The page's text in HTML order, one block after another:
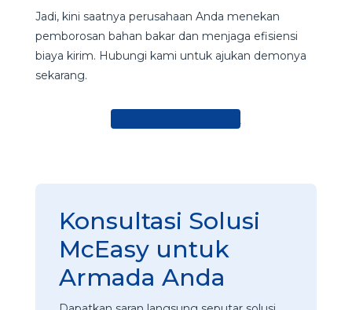
Jadi, kini saatnya perusahaan Anda menekan
pemborosan bahan bakar dan menjaga efisiensi
biaya kirim. Hubungi kami untuk ajukan demonya
sekarang.
Konsultasi Solusi
McEasy untuk
Armada Anda